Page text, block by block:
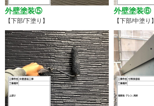
外壁塗装⑤
【下部/下塗り】
外壁塗装⑥
【下部/中塗り】